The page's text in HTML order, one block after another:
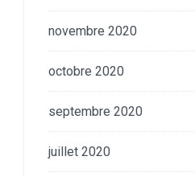
novembre 2020
octobre 2020
septembre 2020
juillet 2020